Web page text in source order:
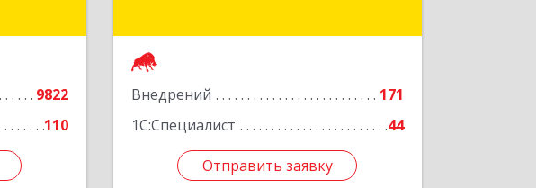
9822
110
Внедрений
171
1С:Специалист
44
Отправить заявку
Подробнее
Отправить заявку